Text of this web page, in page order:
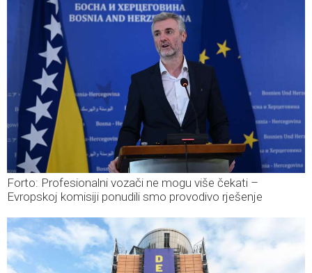
Forto: Profesionalni vozači ne mogu više čekati –
Evropskoj komisiji ponudili smo provodivo rješenje